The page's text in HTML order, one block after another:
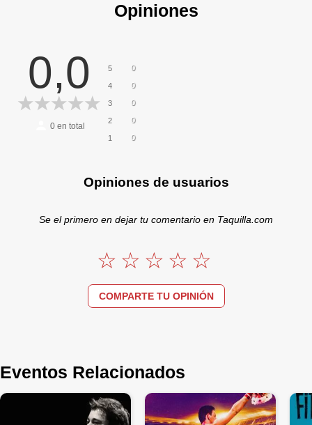
Opiniones
0,0
0en total
5 0
4 0
3 0
2 0
1 0
Opiniones de usuarios
Se el primero en dejar tu comentario en Taquilla.com
COMPARTE TU OPINIÓN
Eventos Relacionados